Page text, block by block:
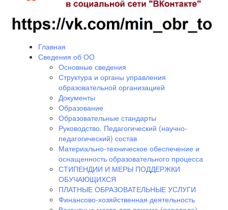
Главная
Сведения об ОО
Основные сведения
Структура и органы управления
образовательной организацией
Документы
Образование
Образовательные стандарты
Руководство. Педагогический (научно-
педагогический) состав
Материально-техническое обеспечение и
оснащенность образовательного процесса
СТИПЕНДИИ И МЕРЫ ПОДДЕРЖКИ
ОБУЧАЮЩИХСЯ
ПЛАТНЫЕ ОБРАЗОВАТЕЛЬНЫЕ УСЛУГИ
Финансово-хозяйственная деятельность